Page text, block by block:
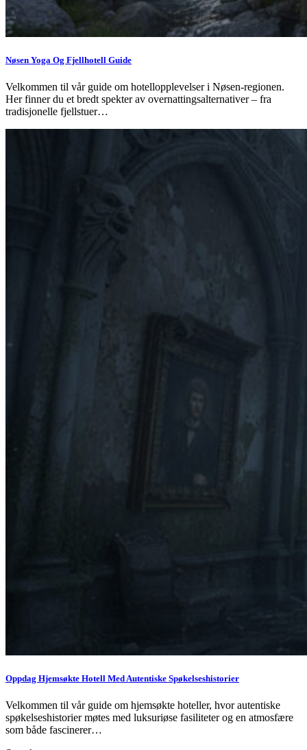
Nøsen Yoga Og Fjellhotell Guide
Velkommen til vår guide om hotellopplevelser i Nøsen-regionen.
Her finner du et bredt spekter av overnattingsalternativer – fra
tradisjonelle fjellstuer…
Oppdag Hjemsøkte Hotell Med Autentiske Spøkelseshistorier
Velkommen til vår guide om hjemsøkte hoteller, hvor autentiske
spøkelseshistorier møtes med luksuriøse fasiliteter og en atmosfære
som både fascinerer…